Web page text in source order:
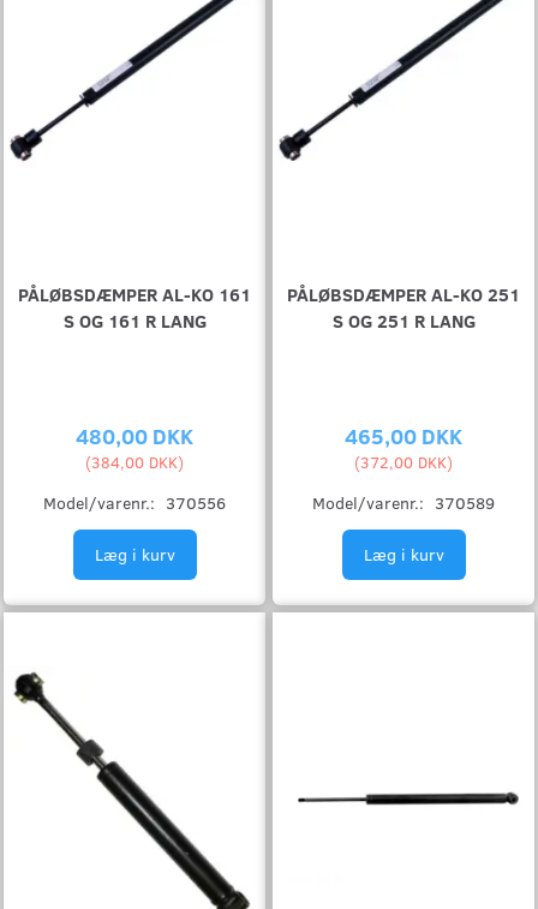
PÅLØBSDÆMPER AL-KO 161
S OG 161 R LANG
480,00 DKK
(384,00 DKK)
Model/varenr.: 370556
Læg i kurv
PÅLØBSDÆMPER AL-KO 251
S OG 251 R LANG
465,00 DKK
(372,00 DKK)
Model/varenr.: 370589
Læg i kurv